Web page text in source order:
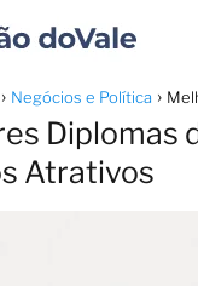
Negócios e Política
Diplomas
Atrativos